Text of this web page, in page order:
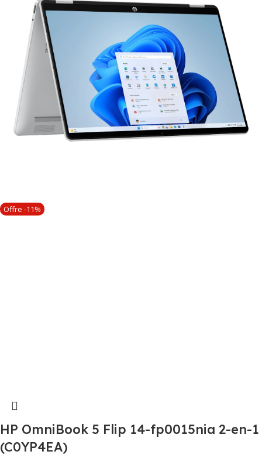
Offre -11%
HP OmniBook 5 Flip 14-fp0015nia 2-en-1
(C0YP4EA)